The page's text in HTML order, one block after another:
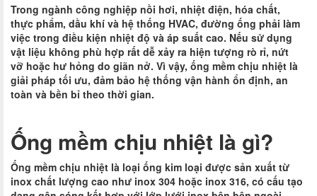
Trong ngành công nghiệp nồi hơi, nhiệt điện, hóa chất,
thực phẩm, dầu khí và hệ thống HVAC, đường ống phải làm
việc trong điều kiện nhiệt độ và áp suất cao. Nếu sử dụng
vật liệu không phù hợp rất dễ xảy ra hiện tượng rò rỉ, nứt
vỡ hoặc hư hỏng do giãn nở. Vì vậy, ống mềm chịu nhiệt là
giải pháp tối ưu, đảm bảo hệ thống vận hành ổn định, an
toàn và bền bỉ theo thời gian.
Ống mềm chịu nhiệt là gì?
Ống mềm chịu nhiệt là loại ống kim loại được sản xuất từ
inox chất lượng cao như inox 304 hoặc inox 316, có cấu tạo